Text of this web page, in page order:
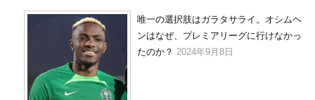
唯一の選択肢はガラタサライ。オシムヘ
ンはなぜ、プレミアリーグに行けなかっ
たのか？ 2024年9月8日